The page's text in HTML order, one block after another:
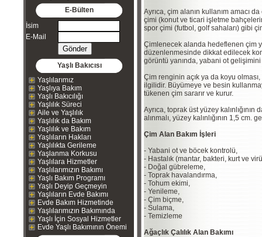
E-Bülten
İsim
E-Mail
Yaşlı Bakıcısı
Yaşlılarımız
Yaşlıya Bakım
Yaşlı Bakıcılığı
Yaşlılık Süreci
Aile ve Yaşlılık
Yaşlılık da Bakım
Yaşlılık ve Bakım
Yaşlıların Hakları
Yaşlılıkta Gerileme
Yaşlanma Korkusu
Yaşlılara Hizmetler
Yaşlılarımızın Bakımı
Yaşlı Bakım Programı
Yaşlı Deyip Geçmeyin
Yaşlıların Evde Bakımı
Evde Bakım Hizmetinde
Yaşlılarımızın Bakımında
Yaşlı İçin Sosyal Hizmetler
Evde Yaşlı Bakımının Önemi
Ayrıca, çim alanın kullanım amacı
çimi (konut ve ticari işletme
spor çimi (futbol, golf sahaları) gibi
Çimlenecek alanda hedeflenen çim
düzenlenmesinde dikkat edilecek
görüntü yanında, yabani ot
Çim renginin açık ya da koyu
ilgilidir. Büyümeye ve besin
tükenen çim sararır ve kurur.
Ayrıca, toprak üst yüzey
alınmalı, yüzey kalınlığının 1,5
Çim Alan Bakım İşleri
- Yabani ot ve böcek kontrolü,
- Hastalık (mantar, bakteri, kurt ve
- Doğal gübreleme,
- Toprak havalandırma,
- Tohum ekimi,
- Yenileme,
- Çim biçme,
- Sulama,
- Temizleme
Ağaçlık Çalılık Alan Bakımı